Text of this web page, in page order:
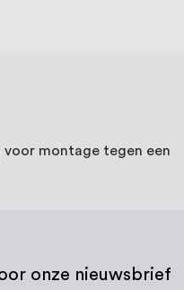
montage tegen een
onze nieuwsbrief